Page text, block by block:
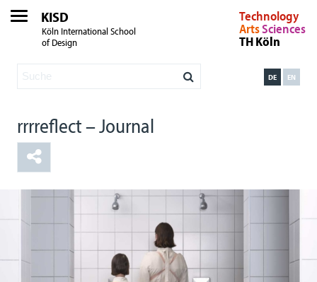
KISD
Köln International School
of Design
Technology
ArtsSciences
TH Köln
EN
DE
rrrreflect – Journal